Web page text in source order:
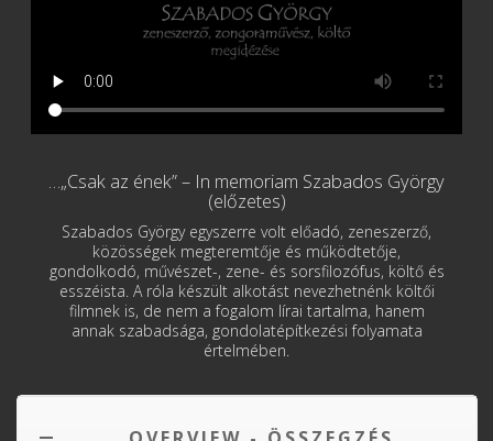
…„Csak az ének” – In memoriam Szabados György
(előzetes)
Szabados György egyszerre volt előadó, zeneszerző,
közösségek megteremtője és működtetője,
gondolkodó, művészet-, zene- és sorsfilozófus, költő és
esszéista. A róla készült alkotást nevezhetnénk költői
filmnek is, de nem a fogalom lírai tartalma, hanem
annak szabadsága, gondolatépítkezési folyamata
értelmében.